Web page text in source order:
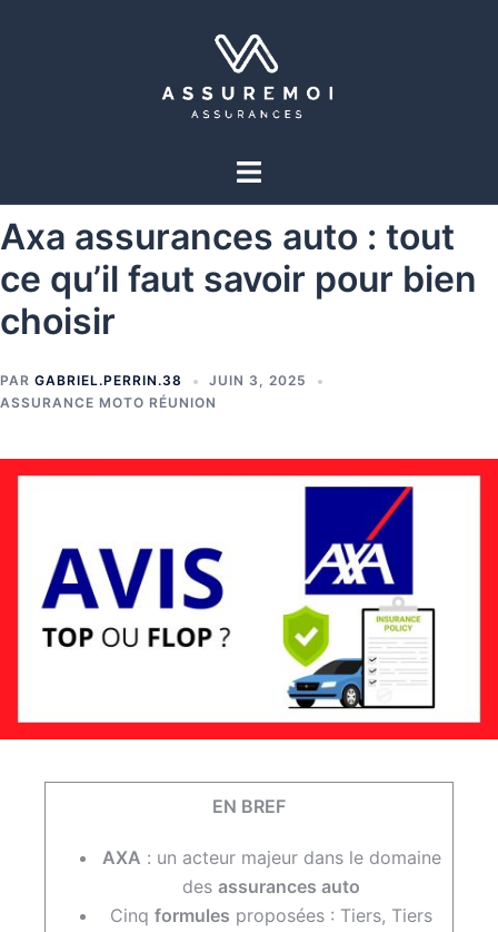
Axa assurances auto : tout
ce qu’il faut savoir pour bien
choisir
PAR GABRIEL.PERRIN.38
JUIN 3, 2025
ASSURANCE MOTO RÉUNION
EN BREF
AXA : un acteur majeur dans le domaine
des assurances auto
Cinq formules proposées : Tiers, Tiers